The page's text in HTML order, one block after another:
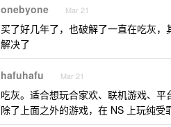
onebyone Mar 21
买了好几年了，也破解了一直在吃灰
解决了
hafuhafu Mar 21
吃灰。适合想玩合家欢、联机游戏、平
除了上面之外的游戏，在 NS 上玩纯受